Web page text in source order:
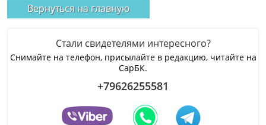
Вернуться на главную
Стали свидетелями интересного?
Снимайте на телефон, присылайте в редакцию, читайте на
СарБК.
+79626255581